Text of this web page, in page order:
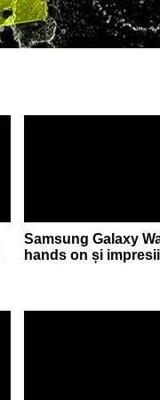
Samsung Galaxy
hands on și impresii